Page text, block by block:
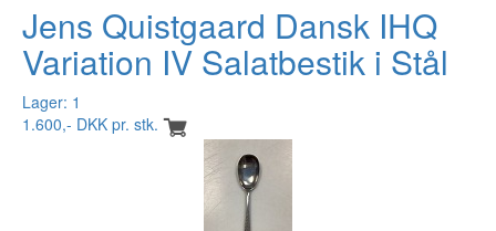
Jens Quistgaard Dansk IHQ
Variation IV Salatbestik i Stål
Lager: 1
1.600,- DKK pr. stk.